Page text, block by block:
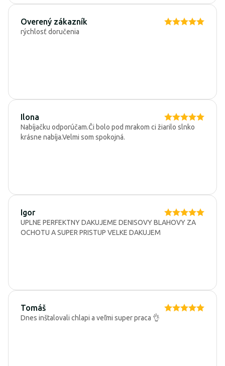
Overený zákazník
rýchlosť doručenia
Ilona
Nabíjačku odporúčam.Či bolo pod mrakom ci žiarilo slnko
krásne nabíja.Velmi som spokojná.
Igor
UPLNE PERFEKTNY DAKUJEME DENISOVY BLAHOVY ZA
OCHOTU A SUPER PRISTUP VELKE DAKUJEM
Tomáš
Dnes inštalovali chlapi a veľmi super praca 👌